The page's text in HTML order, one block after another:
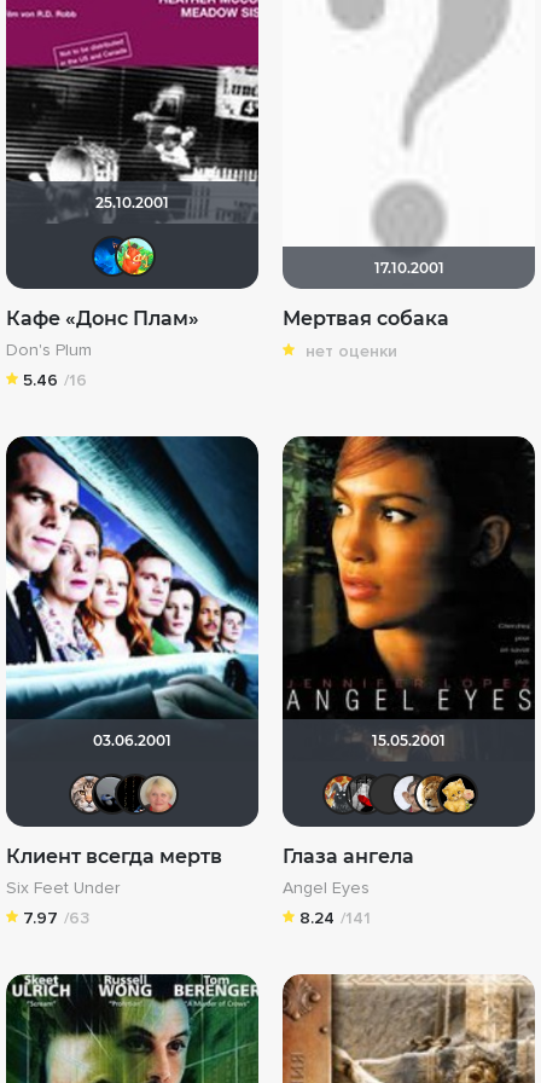
25.10.2001
Tumoн
Кафе «Донс Плам»
Don's Plum
5.46 /16
17.10.2001
Мертвая собака
нет оценки
03.06.2001
Denys Prokofyev
orangeice
horoshaya
Клиент всегда мертв
Six Feet Under
7.97 /63
15.05.2001
Афоня
Мышь
Глаза ангела
Angel Eyes
8.24 /141